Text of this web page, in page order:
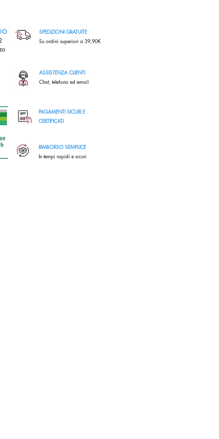
SPEDIZIONI GRATUITE
Su ordini superiori a 39,90€
ASSISTENZA CLIENTI
Chat, telefono ed email
PAGAMENTI SICURI E
CERTIFICATI
RIMBORSO SEMPLICE
In tempi rapidi e sicuri